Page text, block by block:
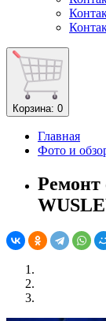
Корзина: 0
Главная
Фото и
Ремонт